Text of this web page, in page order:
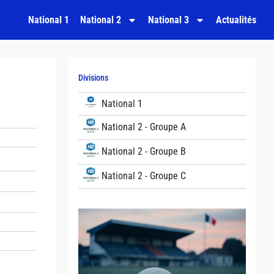
National 1 National 2 National 3 Actualités
Divisions
National 1
National 2 - Groupe A
National 2 - Groupe B
National 2 - Groupe C